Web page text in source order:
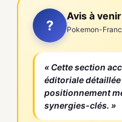
?
Avis à venir
Pokemon-
« Cette section
éditoriale détaillée
positionnement
synergies-clés. »